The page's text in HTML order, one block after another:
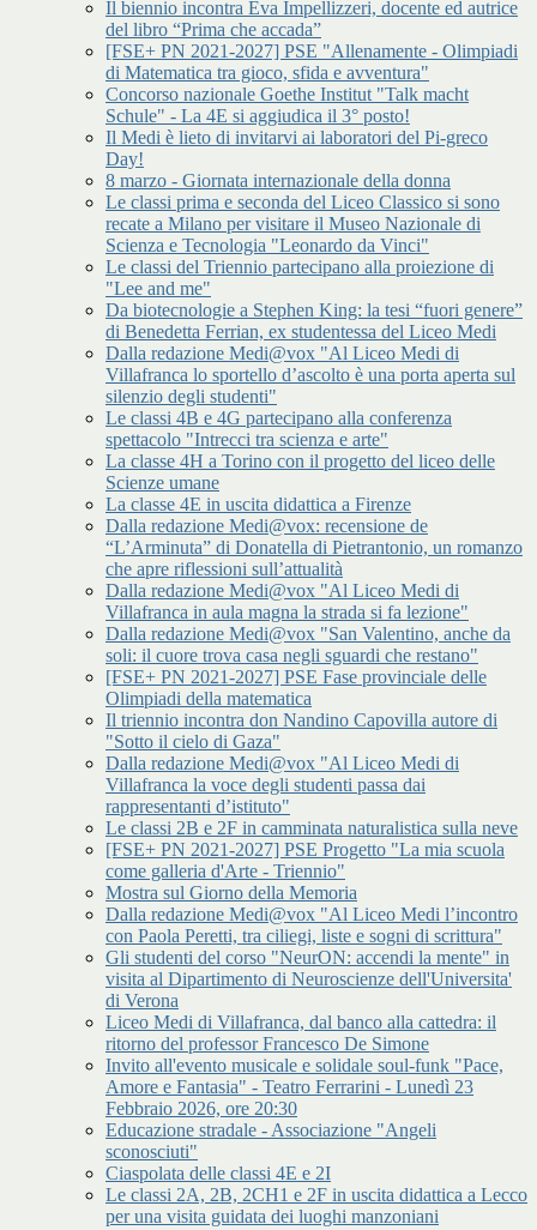
Il biennio incontra Eva Impellizzeri, docente ed autrice
del libro “Prima che accada”
[FSE+ PN 2021-2027] PSE "Allenamente - Olimpiadi
di Matematica tra gioco, sfida e avventura"
Concorso nazionale Goethe Institut "Talk macht
Schule" - La 4E si aggiudica il 3° posto!
Il Medi è lieto di invitarvi ai laboratori del Pi-greco
Day!
8 marzo - Giornata internazionale della donna
Le classi prima e seconda del Liceo Classico si sono
recate a Milano per visitare il Museo Nazionale di
Scienza e Tecnologia "Leonardo da Vinci"
Le classi del Triennio partecipano alla proiezione di
"Lee and me"
Da biotecnologie a Stephen King: la tesi “fuori genere”
di Benedetta Ferrian, ex studentessa del Liceo Medi
Dalla redazione Medi@vox "Al Liceo Medi di
Villafranca lo sportello d’ascolto è una porta aperta sul
silenzio degli studenti"
Le classi 4B e 4G partecipano alla conferenza
spettacolo "Intrecci tra scienza e arte"
La classe 4H a Torino con il progetto del liceo delle
Scienze umane
La classe 4E in uscita didattica a Firenze
Dalla redazione Medi@vox: recensione de
“L’Arminuta” di Donatella di Pietrantonio, un romanzo
che apre riflessioni sull’attualità
Dalla redazione Medi@vox "Al Liceo Medi di
Villafranca in aula magna la strada si fa lezione"
Dalla redazione Medi@vox "San Valentino, anche da
soli: il cuore trova casa negli sguardi che restano"
[FSE+ PN 2021-2027] PSE Fase provinciale delle
Olimpiadi della matematica
Il triennio incontra don Nandino Capovilla autore di
"Sotto il cielo di Gaza"
Dalla redazione Medi@vox "Al Liceo Medi di
Villafranca la voce degli studenti passa dai
rappresentanti d’istituto"
Le classi 2B e 2F in camminata naturalistica sulla neve
[FSE+ PN 2021-2027] PSE Progetto "La mia scuola
come galleria d'Arte - Triennio"
Mostra sul Giorno della Memoria
Dalla redazione Medi@vox "Al Liceo Medi l’incontro
con Paola Peretti, tra ciliegi, liste e sogni di scrittura"
Gli studenti del corso "NeurON: accendi la mente" in
visita al Dipartimento di Neuroscienze dell'Universita'
di Verona
Liceo Medi di Villafranca, dal banco alla cattedra: il
ritorno del professor Francesco De Simone
Invito all'evento musicale e solidale soul-funk "Pace,
Amore e Fantasia" - Teatro Ferrarini - Lunedì 23
Febbraio 2026, ore 20:30
Educazione stradale - Associazione "Angeli
sconosciuti"
Ciaspolata delle classi 4E e 2I
Le classi 2A, 2B, 2CH1 e 2F in uscita didattica a Lecco
per una visita guidata dei luoghi manzoniani